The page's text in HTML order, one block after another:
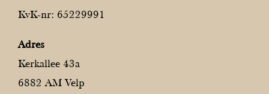
KvK-nr: 65229991
Adres
Kerkallee 43a
6882 AM Velp